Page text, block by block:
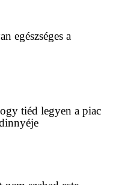
egészséges a
tiéd legyen a piac